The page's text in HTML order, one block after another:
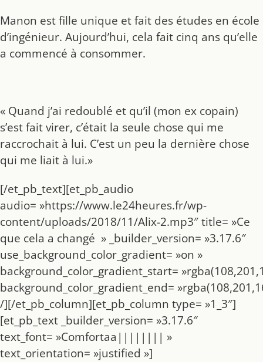
Manon est fille unique et fait des études en école
d’ingénieur. Aujourd’hui, cela fait cinq ans qu’elle
a commencé à consommer.
« Quand j’ai redoublé et qu’il (mon ex copain)
s’est fait virer, c’était la seule chose qui me
raccrochait à lui. C’est un peu la dernière chose
qui me liait à lui.»
[/et_pb_text][et_pb_audio
audio= »https://www.le24heures.fr/wp-
content/uploads/2018/11/Alix-2.mp3″ title= »Ce
que cela a changé » _builder_version= »3.17.6″
use_background_color_gradient= »on »
background_color_gradient_start=
background_color_gradient_end=
/][/et_pb_column][et_pb_column type= »1_3″]
[et_pb_text _builder_version= »3.17.6″
text_font= »Comfortaa|||||||| »
text_orientation= »justified »]